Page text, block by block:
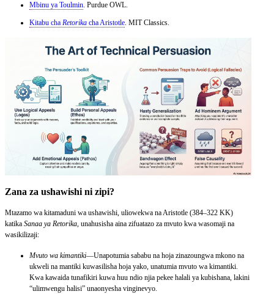
Mbinu ya Toulmin. Purdue OWL.
Kitabu cha Retorika cha Aristotle. MIT Classics.
Zana za ushawishi ni zipi?
Mtazamo wa kitamaduni wa ushawishi, uliowekwa na Aristotle (384–322 KK)
katika Sanaa ya Retorika, unahusisha aina zifuatazo za mvuto kwa wasomaji na
wasikilizaji:
Mvuto wa kimantiki—Unapotumia sababu na hoja zinazoungwa mkono na
ukweli na mantiki kuwasilisha hoja yako, unatumia mvuto wa kimantiki.
Kwa kawaida tunafikiri kuwa huu ndio njia pekee halali ya kubishana, lakini
“ulimwengu halisi” unaonyesha vinginevyo.